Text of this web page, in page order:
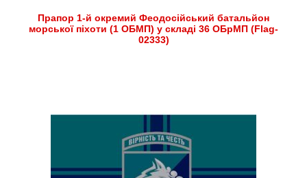
Прапор 1-й окремий Феодосійський батальйон
морської піхоти (1 ОБМП) у складі 36 ОБрМП (Flag-
02333)